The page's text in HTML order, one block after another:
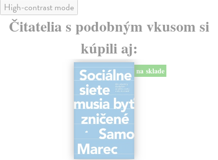
High-contrast mode
Čitatelia s podobným vkusom si
kúpili aj:
na sklade